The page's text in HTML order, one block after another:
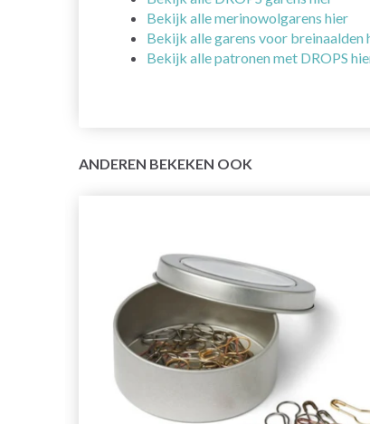
Bekijk alle merinowolgarens hier
Bekijk alle garens voor breinaalden
Bekijk alle patronen met DROPS
ANDEREN BEKEKEN OOK